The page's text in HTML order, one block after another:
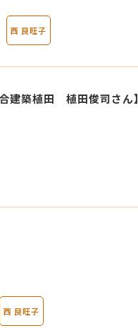
西 良旺子
建築植田 植田俊司さん】
西 良旺子